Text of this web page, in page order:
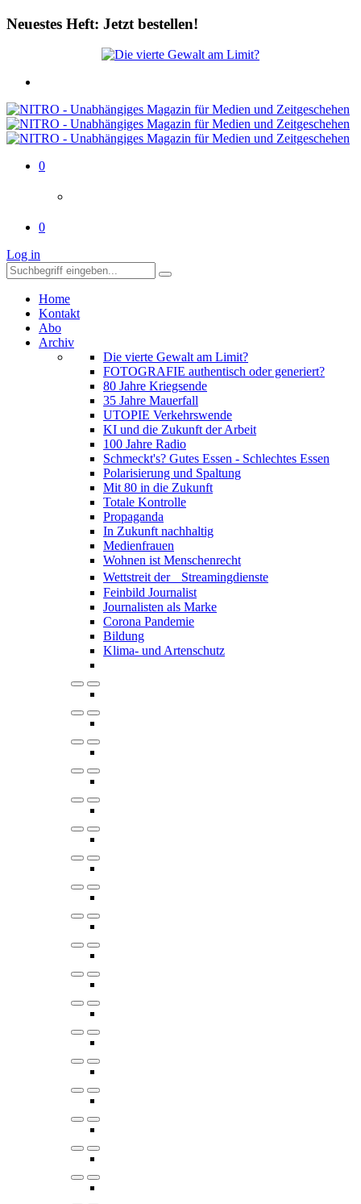
Neuestes Heft: Jetzt bestellen!
0
0
Log in
Home
Kontakt
Abo
Archiv
Die vierte Gewalt am Limit?
FOTOGRAFIE authentisch oder generiert?
80 Jahre Kriegsende
35 Jahre Mauerfall
UTOPIE Verkehrswende
KI und die Zukunft der Arbeit
100 Jahre Radio
Schmeckt's? Gutes Essen - Schlechtes Essen
Polarisierung und Spaltung
Mit 80 in die Zukunft
Totale Kontrolle
Propaganda
In Zukunft nachhaltig
Medienfrauen
Wohnen ist Menschenrecht
Wettstreit der Streamingdienste
Feinbild Journalist
Journalisten als Marke
Corona Pandemie
Bildung
Klima- und Artenschutz